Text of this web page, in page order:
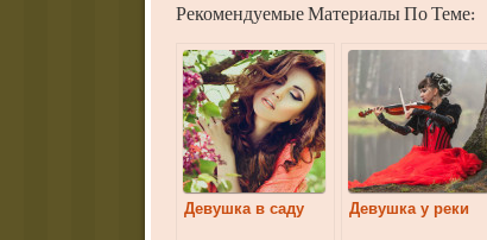
Рекомендуемые Материалы По Теме:
Девушка в саду Девушка у реки